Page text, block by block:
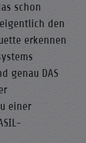
schon
den
erkennen
genau DAS
einer